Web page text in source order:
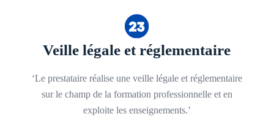
Veille légale et réglementaire
‘Le prestataire réalise une veille légale et réglementaire
sur le champ de la formation professionnelle et en
exploite les enseignements.’